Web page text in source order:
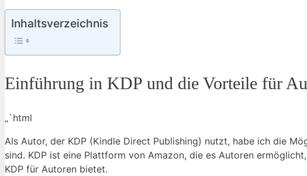
Inhaltsverzeichnis
Einführung in KDP und die Vorteile für
„`html
Als Autor, der KDP (Kindle Direct Publishing) nutzt, habe ich die
sind. KDP ist eine Plattform von Amazon, die es Autoren
KDP für Autoren bietet.